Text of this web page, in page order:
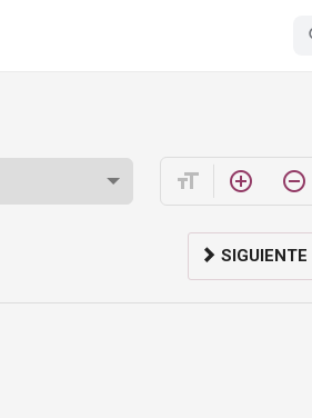
format_size add_circle_outline remove_circle_outline
SIGUIENTE